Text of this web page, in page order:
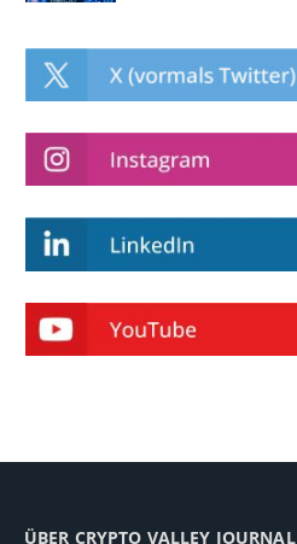
ÜBER CRYPTO VALLEY JOURNAL